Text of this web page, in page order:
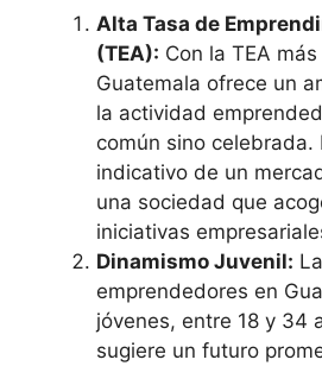
Alta Tasa de
(TEA): Con la TEA
Guatemala ofrece un
la actividad
común sino celebrada.
indicativo de un
una sociedad que
iniciativas
Dinamismo Juvenil:
emprendedores en
jóvenes, entre 18 y 34
sugiere un futuro